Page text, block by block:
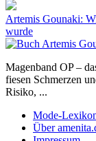
Artemis Gounaki:
wurde
Magenband OP –
fiesen Schmerzen
Risiko, ...
Mode-
Über